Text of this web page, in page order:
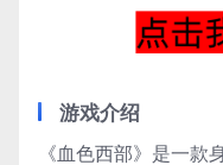
游戏介绍
《血色西部》是一款